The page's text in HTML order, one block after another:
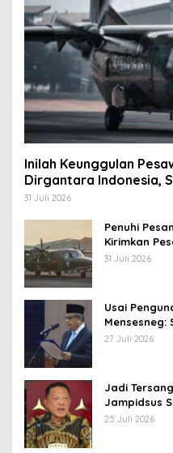
Inilah Keunggulan
Dirgantara Indonesia,
Operasi TNI
31 Juli 2026
Penuhi
Kirimkan
AU
31 Juli 2026
Usai
Mensesneg:
27 Juli 2026
Jadi
Jampidsus
Kriminalisasi
25 Juli 2026